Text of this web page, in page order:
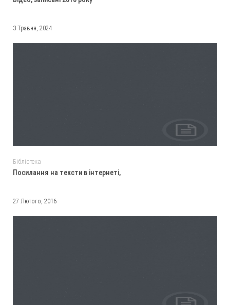
3 Травня, 2024
Бібліотека
Посилання на тексти в інтернеті,
27 Лютого, 2016